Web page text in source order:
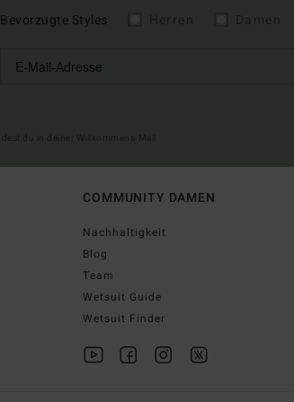
Bevorzugte Styles
COMMUNITY DAMEN
Nachhaltigkeit
Blog
Team
Wetsuit Guide
Wetsuit Finder